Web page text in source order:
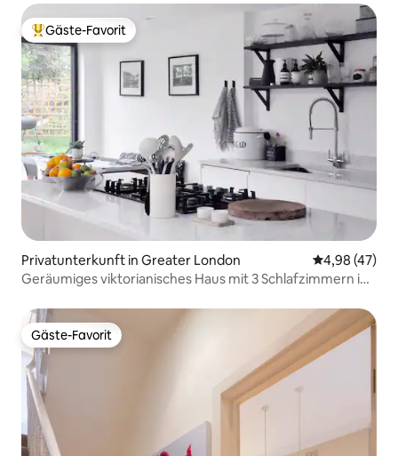
Beliebter Gäste-Favorit.
Gäste-Favorit
Privatunterkunft in Greater London
4,98 (47)
Geräumiges viktorianisches Haus mit 3 Schlafzimmern in
Gäste-Favorit
Gäste-Favorit